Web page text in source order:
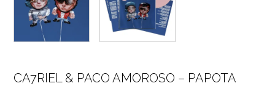
CA7RIEL & PACO AMOROSO – PAPOTA